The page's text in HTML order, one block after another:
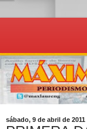
sábado, 9 de abril de 2011